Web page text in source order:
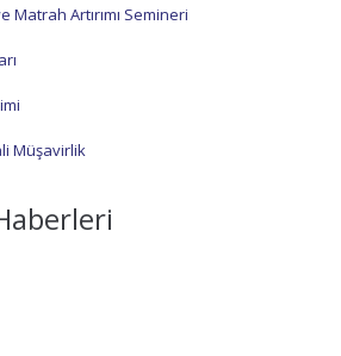
Matrah Artırımı Semineri
Müşavirlik